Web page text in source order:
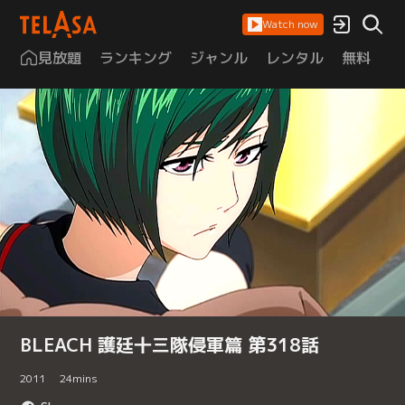
Watch now
見放題 ランキング ジャンル レンタル 無料
BLEACH 護廷十三隊侵軍篇 第318話
2011 24mins